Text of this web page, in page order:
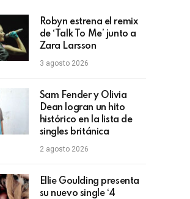
Robyn estrena el remix
de ‘Talk To Me’ junto a
Zara Larsson
3 agosto 2026
Sam Fender y Olivia
Dean logran un hito
histórico en la lista de
singles británica
2 agosto 2026
Ellie Goulding presenta
su nuevo single ‘4